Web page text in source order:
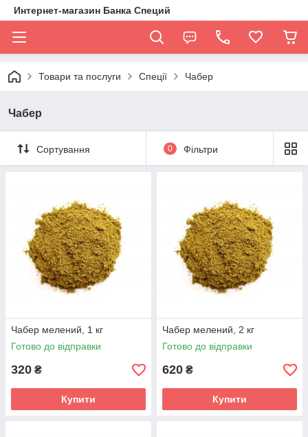
Интернет-магазин Банка Специй
Товари та послуги Спеції Чабер
Чабер
Сортування 0 Фільтри
Чабер мелений, 1 кг
Готово до відправки
320 ₴
Купити
Чабер мелений, 2 кг
Готово до відправки
620 ₴
Купити